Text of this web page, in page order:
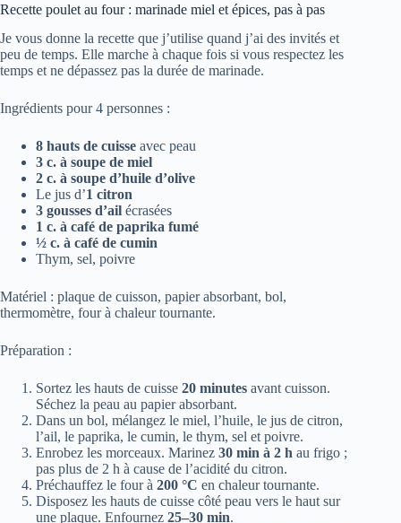
Recette poulet au four : marinade miel et épices, pas à pas
Je vous donne la recette que j’utilise quand j’ai des invités et
peu de temps. Elle marche à chaque fois si vous respectez les
temps et ne dépassez pas la durée de marinade.
Ingrédients pour 4 personnes :
8 hauts de cuisse avec peau
3 c. à soupe de miel
2 c. à soupe d’huile d’olive
Le jus d’1 citron
3 gousses d’ail écrasées
1 c. à café de paprika fumé
½ c. à café de cumin
Thym, sel, poivre
Matériel : plaque de cuisson, papier absorbant, bol,
thermomètre, four à chaleur tournante.
Préparation :
Sortez les hauts de cuisse 20 minutes avant cuisson.
Séchez la peau au papier absorbant.
Dans un bol, mélangez le miel, l’huile, le jus de citron,
l’ail, le paprika, le cumin, le thym, sel et poivre.
Enrobez les morceaux. Marinez 30 min à 2 h au frigo ;
pas plus de 2 h à cause de l’acidité du citron.
Préchauffez le four à 200 °C en chaleur tournante.
Disposez les hauts de cuisse côté peau vers le haut sur
une plaque. Enfournez 25–30 min.